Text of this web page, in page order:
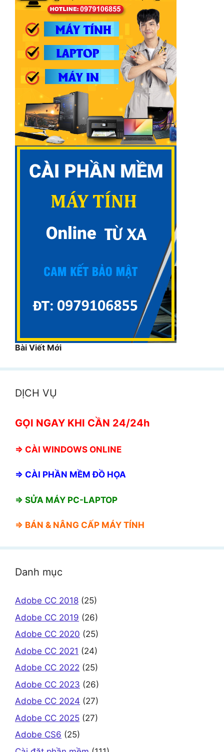
Bài Viết Mới
DỊCH VỤ
GỌI NGAY KHI CẦN 24/24h
⇒ CÀI WINDOWS ONLINE
⇒ CÀI PHẦN MỀM ĐỒ HỌA
⇒ SỬA MÁY PC-LAPTOP
⇒ BÁN & NÂNG CẤP MÁY TÍNH
Danh mục
Adobe CC 2018 (25)
Adobe CC 2019 (26)
Adobe CC 2020 (25)
Adobe CC 2021 (24)
Adobe CC 2022 (25)
Adobe CC 2023 (26)
Adobe CC 2024 (27)
Adobe CC 2025 (27)
Adobe CS6 (25)